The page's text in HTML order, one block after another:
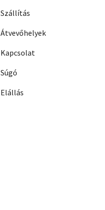
Szállítás
Átvevőhelyek
Kapcsolat
Súgó
Elállás